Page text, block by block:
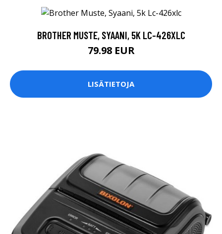
BROTHER MUSTE, SYAANI, 5K LC-426XLC
79.98 EUR
LISÄTIETOJA